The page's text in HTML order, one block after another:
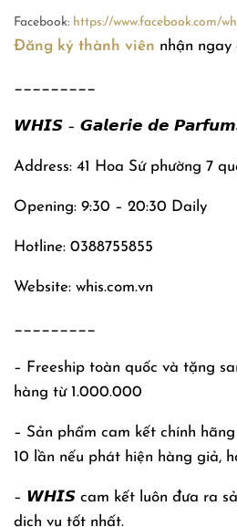
Facebook: https://www.facebook.com/
Đăng ký thành viên nhận ngay
_________
𝙒𝙃𝙄𝙎 – 𝙂𝙖𝙡𝙚𝙧𝙞𝙚 𝙙𝙚
Address: 41 Hoa Sứ phường 7
Opening: 9:30 – 20:30 Daily
Hotline: 0388755855
Website: whis.com.vn
_________
– Freeship toàn quốc và tặng
hàng từ 1.000.000
– Sản phẩm cam kết chính
10 lần nếu phát hiện hàng giả,
– 𝙒𝙃𝙄𝙎 cam kết luôn đưa ra
dịch vụ tốt nhất.